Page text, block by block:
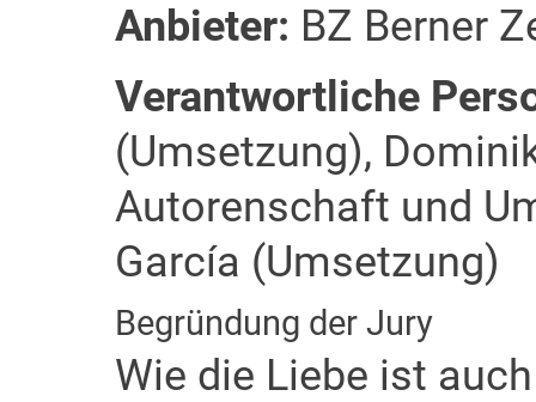
Anbieter: BZ Berner
Verantwortliche
(Umsetzung),
Autorenschaft und
García (Umsetzung)
Begründung der Jury
Wie die Liebe ist